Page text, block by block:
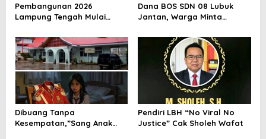
Pembangunan 2026
Lampung Tengah Mulai
Sejumlah Program Strategis
Dana BOS SDN 08 Lubuk
Jantan, Warga Minta
Transparan
Dibuang Tanpa
Kesempatan,”Sang Anak
Pendiri LBH “No Viral No
Justice” Cak Sholeh Wafat